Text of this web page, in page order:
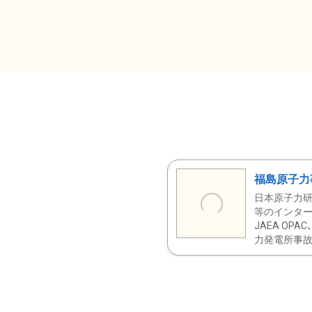
福島原子
日本原子力
等のインタ
JAEA OPAC
力発電所事